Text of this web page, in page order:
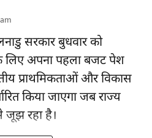
सरकारबुधवार को
लिए अपना पहला बजट पेश
प्राथमिकताओं और विकास
किया जाएगा जब राज्य
जूझ रहा है।